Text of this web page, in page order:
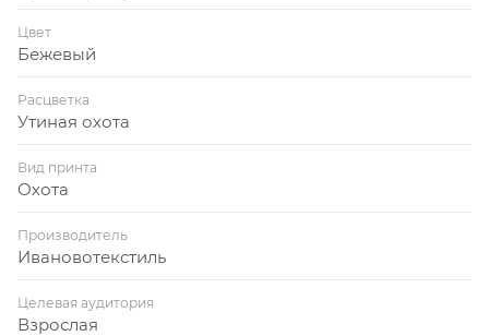
Цвет
Бежевый
Расцветка
Утиная охота
Вид принта
Охота
Производитель
Ивановотекстиль
Целевая аудитория
Взрослая